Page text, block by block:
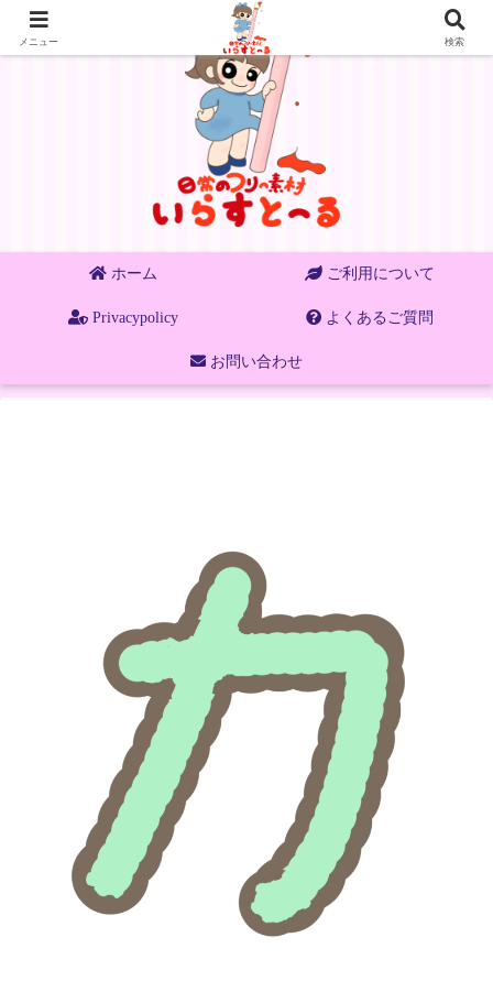
ホーム ご利用について
Privacypolicy よくあるご質問
お問い合わせ
メニュー 検索